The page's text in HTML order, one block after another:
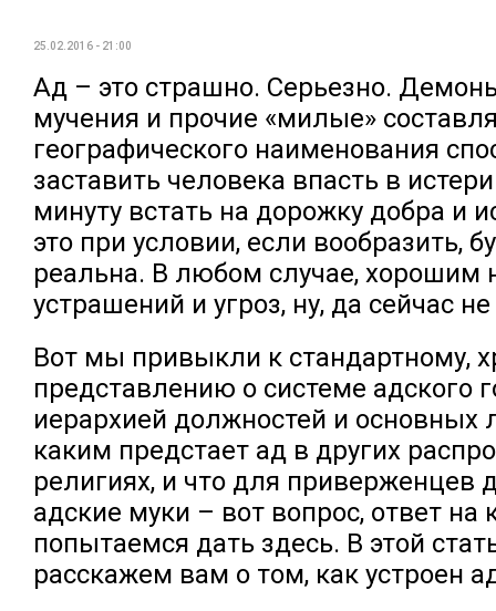
25.02.2016 - 21:00
Ад – это страшно. Серьезно.
мучения и прочие «милые»
географического наименования
заставить человека впасть в
минуту встать на дорожку добра и
это при условии, если вообразить,
реальна. В любом случае, хорошим
устрашений и угроз, ну, да сейчас
Вот мы привыкли к стандартному,
представлению о системе адского
иерархией должностей и основных
каким предстает ад в других
религиях, и что для приверженцев
адские муки – вот вопрос, ответ
попытаемся дать здесь. В этой
расскажем вам о том, как устроен